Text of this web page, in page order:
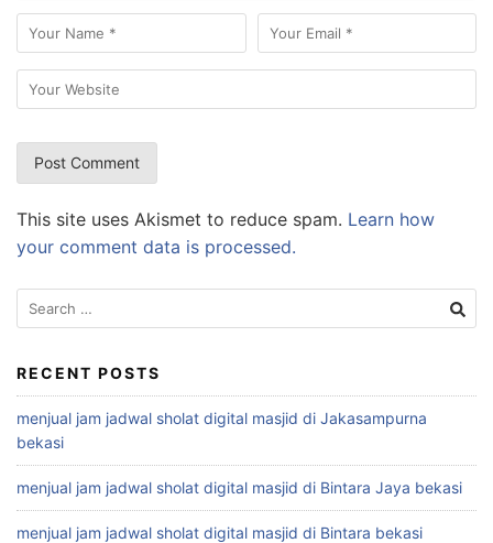
This site uses Akismet to reduce spam. Learn how
your comment data is processed.
Search
for:
RECENT POSTS
menjual jam jadwal sholat digital masjid di Jakasampurna
bekasi
menjual jam jadwal sholat digital masjid di Bintara Jaya bekasi
menjual jam jadwal sholat digital masjid di Bintara bekasi